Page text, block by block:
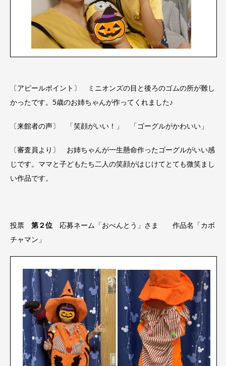
〔アピールポイント〕 ミニオンズの目と後ろのゴムの所が難し
かったです。5歳のお姉ちゃんが作ってくれました♪
〔来館者の声〕 「笑顔がいい！」 「ゴーグルがかわいい」
〔審査員より〕 お姉ちゃんが一生懸命作ったゴーグルがいい感
じです。ママと子どもたち二人の笑顔がはじけてとても微笑まし
い作品です。
投票 第２位 応募ネーム「おべんとう」さま 作品名「カボ
チャマン」